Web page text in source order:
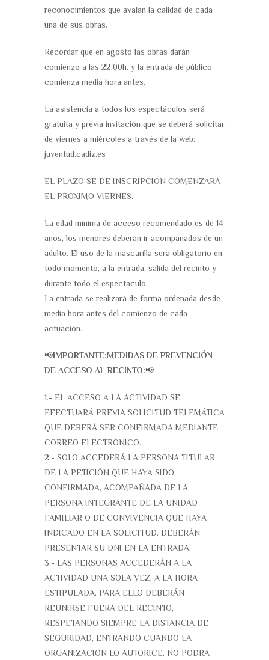
reconocimientos que avalan la calidad de cada
una de sus obras.
Recordar que en agosto las obras darán
comienzo a las 22:00h. y la entrada de público
comienza media hora antes.
La asistencia a todos los espectáculos será
gratuita y previa invitación que se deberá solicitar
de viernes a miércoles a través de la web:
juventud.cadiz.es
EL PLAZO SE DE INSCRIPCIÓN COMENZARÁ
EL PRÓXIMO VIERNES.
La edad mínima de acceso recomendado es de 14
años, los menores deberán ir acompañados de un
adulto. El uso de la mascarilla será obligatorio en
todo momento, a la entrada, salida del recinto y
durante todo el espectáculo.
La entrada se realizará de forma ordenada desde
media hora antes del comienzo de cada
actuación.
📢IMPORTANTE:MEDIDAS DE PREVENCIÓN
DE ACCESO AL RECINTO:📢
1.- EL ACCESO A LA ACTIVIDAD SE
EFECTUARÁ PREVIA SOLICITUD TELEMÁTICA
QUE DEBERÁ SER CONFIRMADA MEDIANTE
CORREO ELECTRÓNICO.
2.- SOLO ACCEDERÁ LA PERSONA TITULAR
DE LA PETICIÓN QUE HAYA SIDO
CONFIRMADA, ACOMPAÑADA DE LA
PERSONA INTEGRANTE DE LA UNIDAD
FAMILIAR O DE CONVIVENCIA QUE HAYA
INDICADO EN LA SOLICITUD. DEBERÁN
PRESENTAR SU DNI EN LA ENTRADA.
3.- LAS PERSONAS ACCEDERÁN A LA
ACTIVIDAD UNA SOLA VEZ, A LA HORA
ESTIPULADA. PARA ELLO DEBERÁN
REUNIRSE FUERA DEL RECINTO,
RESPETANDO SIEMPRE LA DISTANCIA DE
SEGURIDAD, ENTRANDO CUANDO LA
ORGANIZACIÓN LO AUTORICE. NO PODRÁ